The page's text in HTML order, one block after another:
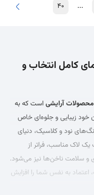
...
40
کامل انتخاب و
محصولات آرایشیاست که به
خود زیبایی و جلوه‌ای خاص
نود و کلاسیک، دنیای
لاک مناسب، فراتر از
و سلامت ناخن‌ها نیز می‌شود.
به نفس شما را افزایش